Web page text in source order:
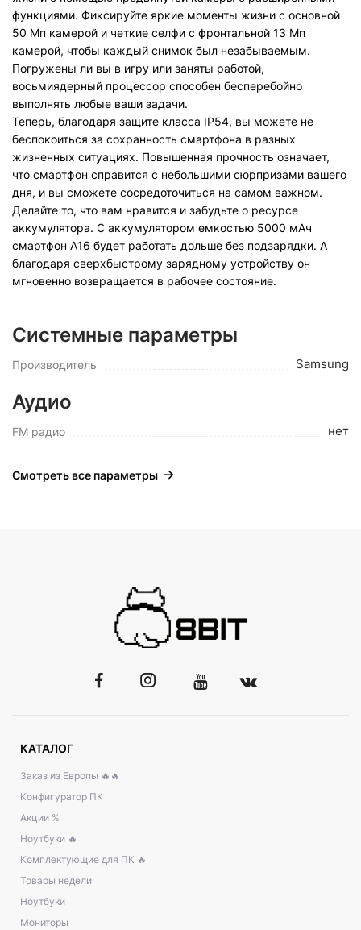
функциями. Фиксируйте яркие моменты жизни с основной
50 Мп камерой и четкие селфи с фронтальной 13 Мп
камерой, чтобы каждый снимок был незабываемым.
Погружены ли вы в игру или заняты работой,
восьмиядерный процессор способен бесперебойно
выполнять любые ваши задачи.
Теперь, благодаря защите класса IP54, вы можете не
беспокоиться за сохранность смартфона в разных
жизненных ситуациях. Повышенная прочность означает,
что смартфон справится с небольшими сюрпризами вашего
дня, и вы сможете сосредоточиться на самом важном.
Делайте то, что вам нравится и забудьте о ресурсе
аккумулятора. С аккумулятором емкостью 5000 мАч
смартфон A16 будет работать дольше без подзарядки. А
благодаря сверхбыстрому зарядному устройству он
мгновенно возвращается в рабочее состояние.
Системные параметры
Производитель Samsung
Аудио
FM радио нет
Смотреть все параметры
КАТАЛОГ
Заказ из Европы 🔥🔥
Конфигуратор ПК
Акции %
Ноутбуки 🔥
Комплектующие для ПК 🔥
Товары недели
Ноутбуки
Мониторы